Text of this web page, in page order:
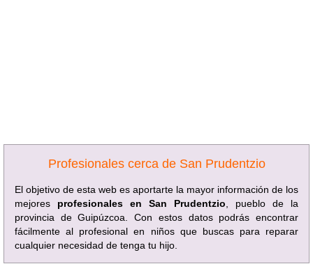
Profesionales cerca de San Prudentzio
El objetivo de esta web es aportarte la mayor información de los
mejores profesionales en San Prudentzio , pueblo de la
provincia de Guipúzcoa. Con estos datos podrás encontrar
fácilmente al profesional en niños que buscas para reparar
cualquier necesidad de tenga tu hijo.